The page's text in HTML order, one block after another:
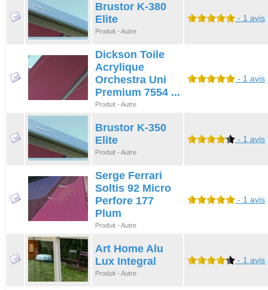
Brustor K-380
Elite
Produit - Autre
- 1 avis
Dickson Toile
Acrylique
Orchestra Uni
Premium 7554 ...
Produit - Autre
- 1 avis
Brustor K-350
Elite
Produit - Autre
- 1 avis
Serge Ferrari
Soltis 92 Micro
Perfore 177
Plum
Produit - Autre
- 1 avis
Art Home Alu
Lux Integral
Produit - Autre
- 1 avis